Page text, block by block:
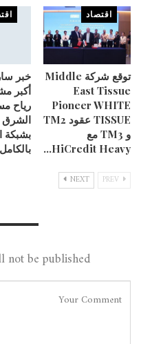
اقتصاد
توقع شركة Middle
East Tissue
Pioneer WHITE
TISSUE عقود TM2
و TM3 مع
HiCredit Heavy…
خبر
أكبر
رياح
الشرق
بشبكة
NEXT
be published.